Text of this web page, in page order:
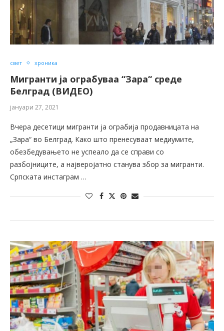
свет хроника
Мигранти ја ограбуваа “Зара“ среде
Белград (ВИДЕО)
јануари 27, 2021
Вчера десетици мигранти јa ограбија продавницата на
„Зара“ во Белград. Како што пренесуваат медиумите,
обезбедувањето не успеало да се справи со
разбојниците, а најверојатно станува збор за мигранти.
Српската инстаграм …